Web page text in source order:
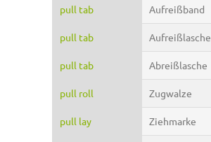
pull tab Aufreißband
pull tab Aufreißlasche
pull tab Abreißlasche
pull roll Zugwalze
pull lay Ziehmarke